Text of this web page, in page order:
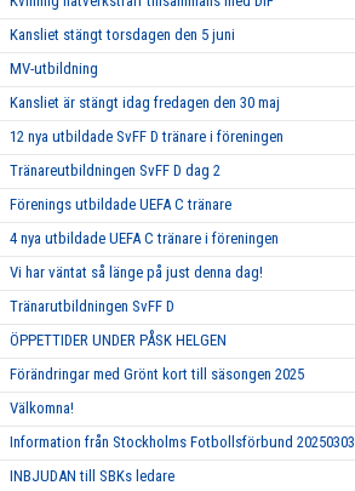
Kansliet stängt torsdagen den 5 juni
MV-utbildning
Kansliet är stängt idag fredagen den 30 maj
12 nya utbildade SvFF D tränare i föreningen
Tränareutbildningen SvFF D dag 2
Förenings utbildade UEFA C tränare
4 nya utbildade UEFA C tränare i föreningen
Vi har väntat så länge på just denna dag!
Tränarutbildningen SvFF D
ÖPPETTIDER UNDER PÅSK HELGEN
Förändringar med Grönt kort till säsongen 2025
Välkomna!
Information från Stockholms Fotbollsförbund 20250303
INBJUDAN till SBKs ledare